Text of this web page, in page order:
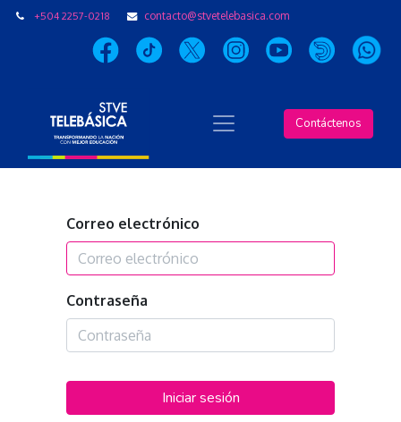
+504 2257-0218 contacto@stvetelebasica.com
Contáctenos
Correo electrónico
Contraseña
Iniciar sesión